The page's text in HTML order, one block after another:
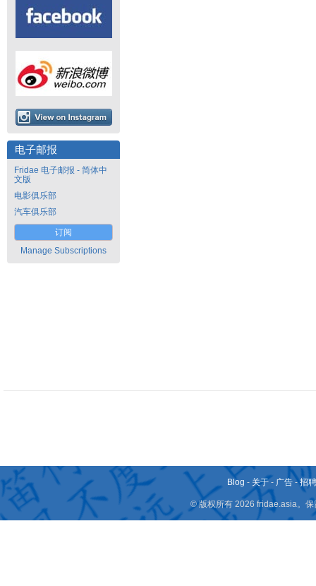
电子邮报
Fridae 电子邮报 - 简体中
文版
电影俱乐部
汽车俱乐部
订阅
Manage Subscriptions
Blog - 关于 - 广告 -招
© 版权所有 2026 fridae.asia。